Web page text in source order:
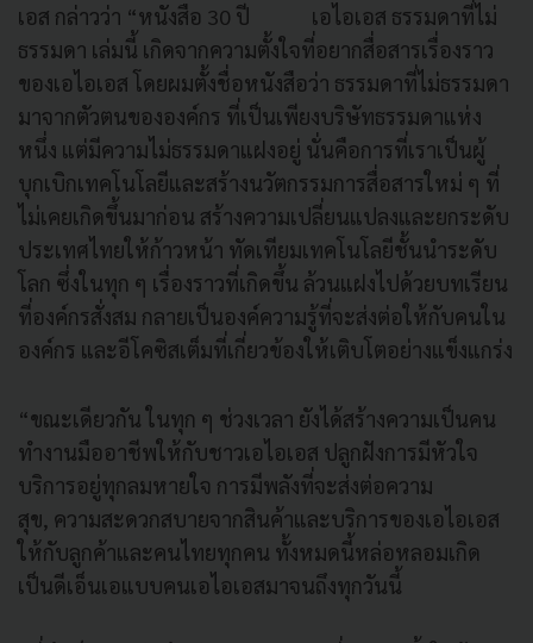
เอส กล่าวว่า “หนังสือ 30 ปี เอไอเอส ธรรมดาที่ไม่
ธรรมดา เล่มนี้ เกิดจากความตั้งใจที่อยากสื่อสารเรื่องราว
ของเอไอเอส โดยผมตั้งชื่อหนังสือว่า ธรรมดาที่ไม่ธรรมดา
มาจากตัวตนขององค์กร ที่เป็นเพียงบริษัทธรรมดาแห่ง
หนึ่ง แต่มีความไม่ธรรมดาแฝงอยู่ นั่นคือการที่เราเป็นผู้
บุกเบิกเทคโนโลยีและสร้างนวัตกรรมการสื่อสารใหม่ ๆ ที่
ไม่เคยเกิดขึ้นมาก่อน สร้างความเปลี่ยนแปลงและยกระดับ
ประเทศไทยให้ก้าวหน้า ทัดเทียมเทคโนโลยีชั้นนำระดับ
โลก ซึ่งในทุก ๆ เรื่องราวที่เกิดขึ้น ล้วนแฝงไปด้วยบทเรียน
ที่องค์กรสั่งสม กลายเป็นองค์ความรู้ที่จะส่งต่อให้กับคนใน
องค์กร และอีโคซิสเต็มที่เกี่ยวข้องให้เติบโตอย่างแข็งแกร่ง
“ขณะเดียวกัน ในทุก ๆ ช่วงเวลา ยังได้สร้างความเป็นคน
ทำงานมืออาชีพให้กับชาวเอไอเอส ปลูกฝังการมีหัวใจ
บริการอยู่ทุกลมหายใจ การมีพลังที่จะส่งต่อความ
สุข, ความสะดวกสบายจากสินค้าและบริการของเอไอเอส
ให้กับลูกค้าและคนไทยทุกคน ทั้งหมดนี้หล่อหลอมเกิด
เป็นดีเอ็นเอแบบคนเอไอเอสมาจนถึงทุกวันนี้